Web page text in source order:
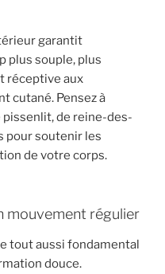
garantit
plus souple, plus
réceptive aux
cutané. Pensez à
pissenlit, de reine-des-
pour soutenir les
de votre corps.
mouvement régulier
tout aussi fondamental
douce.